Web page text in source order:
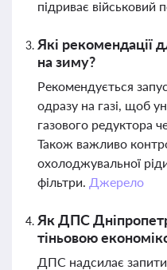
підриває військовий
Які рекомендації
на зиму?
Рекомендується
одразу на газі, щоб
газового редуктора
Також важливо
охолоджувальної
фільтри. Джерело
Як ДПС
тіньовою
ДПС надсилає